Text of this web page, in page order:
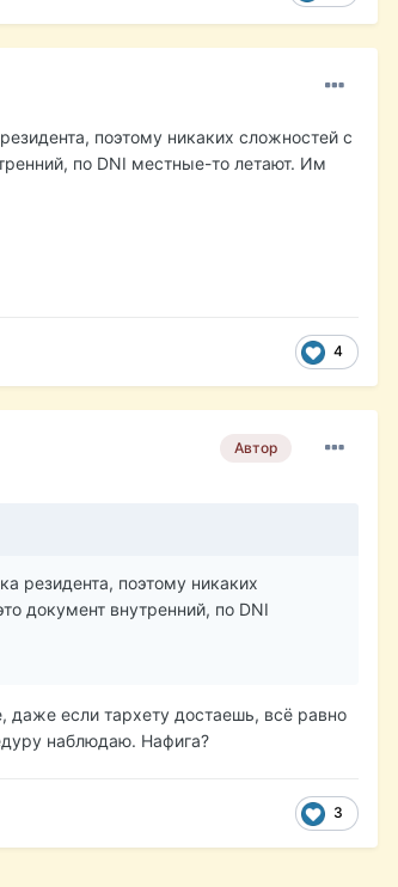
поэтому никаких сложностей с
по DNI местные-то летают. Им
4
Автор
резидента, поэтому никаких
документ внутренний, по DNI
даже если тархету достаешь, всё равно
наблюдаю. Нафига?
3